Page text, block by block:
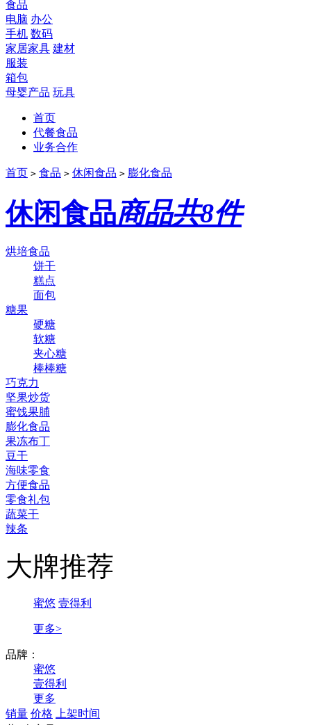
食品
电脑 办公
手机 数码
家居家具 建材
服装
箱包
母婴产品 玩具
首页
代餐食品
业务合作
首页 > 食品 > 休闲食品 > 膨化食品
休闲食品商品共8件
烘培食品
饼干
糕点
面包
糖果
硬糖
软糖
夹心糖
棒棒糖
巧克力
坚果炒货
蜜饯果脯
膨化食品
果冻布丁
豆干
海味零食
方便食品
零食礼包
蔬菜干
辣条
大牌推荐
蜜悠 壹得利
更多>
品牌：
蜜悠
壹得利
更多
销量 价格 上架时间